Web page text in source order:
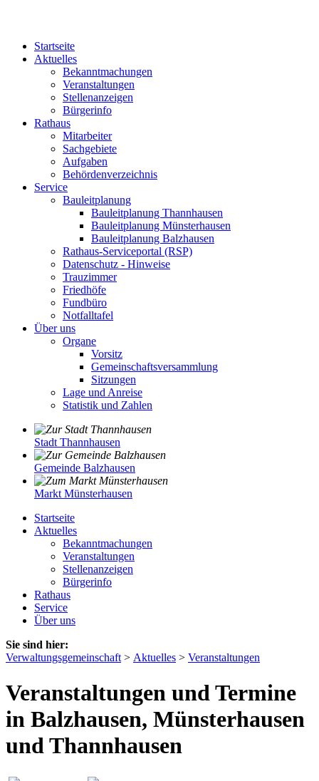
Startseite
Aktuelles
Bekanntmachungen
Veranstaltungen
Stellenanzeigen
Bürgerinfo
Rathaus
Mitarbeiter
Sachgebiete
Aufgaben
Behördenverzeichnis
Service
Bauleitplanung
Bauleitplanung Thannhausen
Bauleitplanung Münsterhausen
Bauleitplanung Balzhausen
Rathaus-Serviceportal (RSP)
Datenschutz - Hinweise
Trauzimmer
Friedhöfe
Fundbüro
Notfalltafel
Über uns
Organe
Vorsitz
Gemeinschaftsversammlung
Sitzungen
Lage und Anreise
Statistik und Zahlen
Stadt Thannhausen
Gemeinde Balzhausen
Markt Münsterhausen
Startseite
Aktuelles
Bekanntmachungen
Veranstaltungen
Stellenanzeigen
Bürgerinfo
Rathaus
Service
Über uns
Sie sind hier:
Verwaltungsgemeinschaft > Aktuelles > Veranstaltungen
Veranstaltungen und Termine
in Balzhausen, Münsterhausen
und Thannhausen